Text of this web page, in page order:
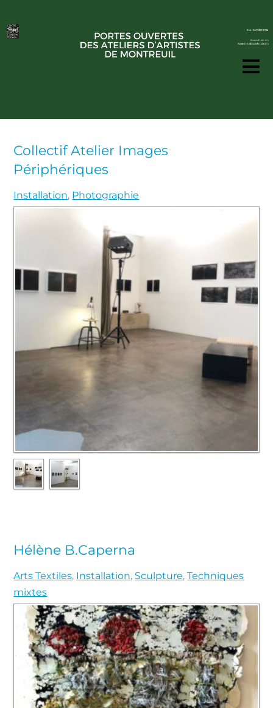
Collectif Atelier Images
Périphériques
Installation, Photographie
Hélène B.Caperna
Arts Textiles, Installation, Sculpture,Techniques
mixtes